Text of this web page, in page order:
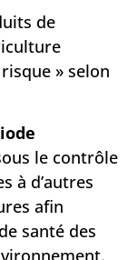
de
» selon
le contrôle
à d’autres
afin
santé des